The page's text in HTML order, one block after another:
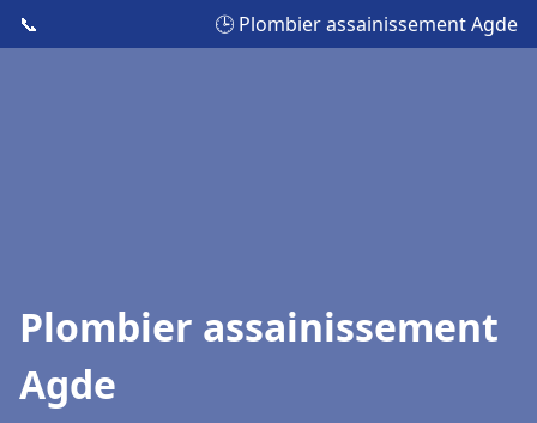
📞 🕒 Plombier assainissement Agde
Plombier assainissement
Agde